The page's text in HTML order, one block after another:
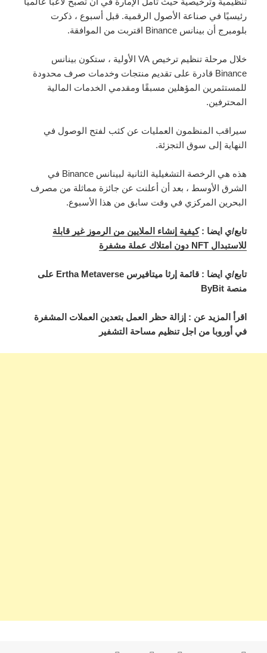
رئيسيًا في صناعة الأصول الرقمية. قبل أسبوع ، ذكرت
بلومبرج أن بينانس Binance اقتربت من الموافقة.
خلال مرحلة تنظيم ترخيص VA الأولية ، ستكون بينانس
Binance قادرة على تقديم منتجات وخدمات صرف محدودة
للمستثمرين المؤهلين مسبقًا ومقدمي الخدمات المالية
المحترفين.
سيراقب المنظمون العمليات عن كثب لفتح الوصول في
النهاية إلى سوق التجزئة.
هذه هي الرخصة التشغيلية الثانية لبينانس Binance في
الشرق الأوسط ، بعد أن أعلنت عن جائزة مماثلة من مصرف
البحرين المركزي في وقت سابق من هذا الأسبوع.
تابع/ي ايضا :كيفية إنشاء الملايين من الرموز غير قابلة
للاستبدال NFT دون امتلاك عملة مشفرة
تابع/ي ايضا : قائمة إرثا ميتافيرس Ertha Metaverse على
منصة ByBit
اقرأ المزيد عن : إزالة حظر العمل بتعدين العملات المشفرة
في أوروبا من اجل تنظيم مساحة التشفير